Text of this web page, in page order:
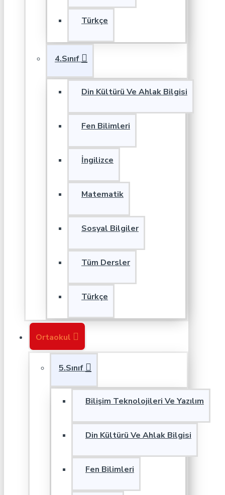
Türkçe
4.Sınıf
Din Kültürü Ve Ahlak Bilgisi
Fen Bilimleri
İngilizce
Matematik
Sosyal Bilgiler
Tüm Dersler
Türkçe
Ortaokul
5.Sınıf
Bilişim Teknolojileri Ve Yazılım
Din Kültürü Ve Ahlak Bilgisi
Fen Bilimleri